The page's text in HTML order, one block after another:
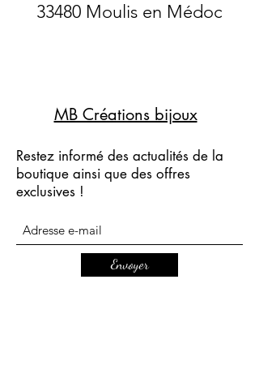
33480 Moulis en Médoc
MB Créations bijoux
Restez informé des actualités de la
boutique ainsi que des offres
exclusives !
Envoyer